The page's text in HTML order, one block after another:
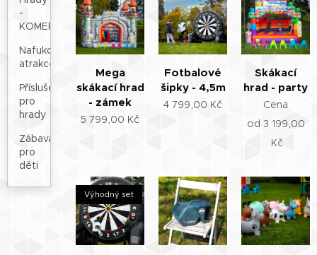
-
KOMERČNÍ
Nafukovací
atrakce
Příslušenství
pro
hrady
Zábava
pro
děti
Mega
skákací hrad
- zámek
5 799,00 Kč
Fotbalové
šipky - 4,5m
4 799,00 Kč
Skákací
hrad - party
Cena
od 3 199,00
Kč
Výhodný set